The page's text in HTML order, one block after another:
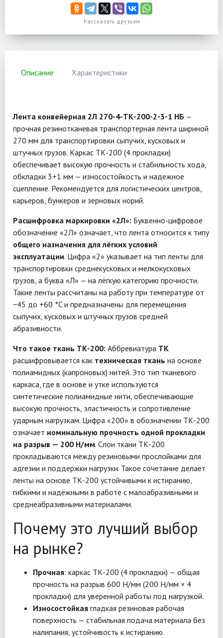
Рассказать друзьям
Описание Характеристики
Лента конвейерная 2Л 270-4-ТК-200-2-3-1 НБ —
прочная резинотканевая транспортерная лента шириной
270 мм для транспортировки сыпучих, кусковых и
штучных грузов. Каркас ТК-200 (4 прокладки)
обеспечивает высокую прочность и стабильность хода,
обкладки 3+1 мм — износостойкость и надежное
сцепление. Рекомендуется для логистических центров,
карьеров, бункеров и зерновых норий.
Расшифровка маркировки «2Л»: Буквенно-цифровое
обозначение «2Л» означает, что лента относится к типу
общего назначения для лёгких условий
эксплуатации. Цифра «2» указывает на тип ленты для
транспортировки среднекусковых и мелкокусковых
грузов, а буква «Л» — на лёгкую категорию прочности.
Такие ленты рассчитаны на работу при температуре от
−45 до +60 °C и предназначены для перемещения
сыпучих, кусковых и штучных грузов средней
абразивности.
Что такое ткань ТК-200: Аббревиатура ТК
расшифровывается как техническая ткань на основе
полиамидных (капроновых) нитей. Это тип тканевого
каркаса, где в основе и утке используются
синтетические полиамидные нити, обеспечивающие
высокую прочность, эластичность и сопротивление
ударным нагрузкам. Цифра «200» в обозначении ТК-200
означает номинальную прочность одной прокладки
на разрыв — 200 Н/мм. Слои ткани ТК-200
прокладываются между резиновыми прослойками для
адгезии и поддержки нагрузки. Такое сочетание делает
ленты на основе ТК-200 устойчивыми к истиранию,
гибкими и надёжными в работе с малоабразивными и
среднеабразивными материалами.
Почему это лучший выбор
на рынке?
Прочная: каркас ТК-200 (4 прокладки) — общая
прочность на разрыв 600 Н/мм (200 Н/мм × 4
прокладки) для уверенной работы под нагрузкой.
Износостойкая гладкая резиновая рабочая
поверхность — стабильная подача материала без
налипания, устойчивость к истиранию.